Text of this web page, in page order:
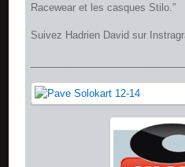
Racewear et les casques Stilo.”
Suivez Hadrien David sur